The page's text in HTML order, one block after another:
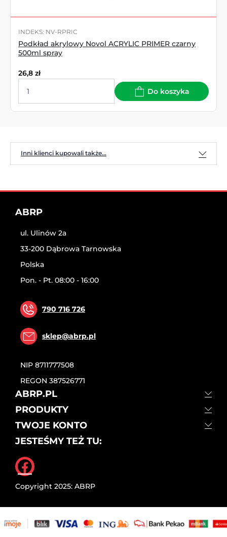
INDEKS: NV-RPRIC
Podkład akrylowy Novol ACRYLIC PRIMER czarny
500ml spray
26,8 zł
Do koszyka
Inni klienci kupowali także...
ABRP
ul. Ulinów 2a
33-200 Dąbrowa Tarnowska
Polska
Pon. - Pt. 08:00 - 16:00
790 716 726
sklep@abrp.pl
NIP 8711777508
REGON 387526771
ABRP.PL
PRODUKTY
TWOJE KONTO
JESTEŚMY TEŻ TU:
Copyright 2025: ABRP